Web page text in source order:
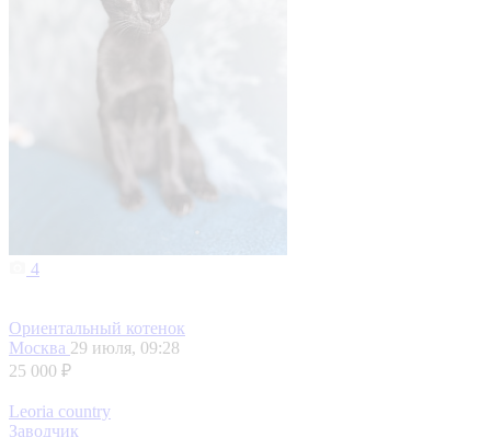
4
Ориентальный котенок
Москва 29 июля, 09:28
25 000 ₽
Leoria country
Заводчик